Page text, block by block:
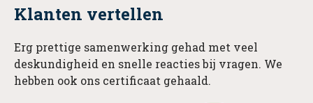
Klanten vertellen
Erg prettige samenwerking gehad met veel
deskundigheid en snelle reacties bij vragen. We
hebben ook ons certificaat gehaald.